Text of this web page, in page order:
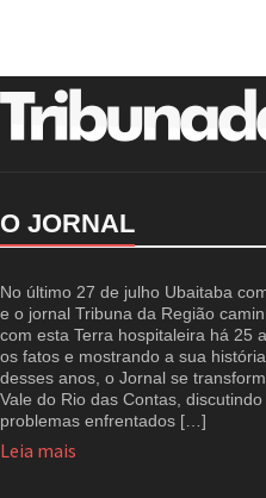
O JORNAL
No último 27 de julho Ubaitaba
e o jornal Tribuna da Região
com esta Terra hospitaleira há 25
os fatos e mostrando a sua
desses anos, o Jornal se
Vale do Rio das Contas,
problemas enfrentados […]
Leia mais